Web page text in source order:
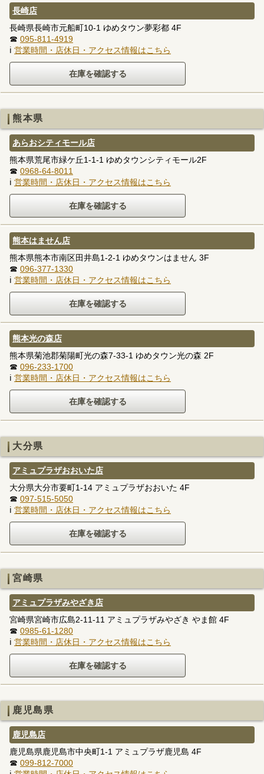
長崎店
長崎県長崎市元船町10-1 ゆめタウン夢彩都 4F
☎ 095-811-4919
ℹ 営業時間・店休日・アクセス情報はこちら
熊本県
あらおシティモール店
熊本県荒尾市緑ケ丘1-1-1 ゆめタウンシティモール2F
☎ 0968-64-8011
ℹ 営業時間・店休日・アクセス情報はこちら
熊本はません店
熊本県熊本市南区田井島1-2-1 ゆめタウンはません 3F
☎ 096-377-1330
ℹ 営業時間・店休日・アクセス情報はこちら
熊本光の森店
熊本県菊池郡菊陽町光の森7-33-1 ゆめタウン光の森 2F
☎ 096-233-1700
ℹ 営業時間・店休日・アクセス情報はこちら
大分県
アミュプラザおおいた店
大分県大分市要町1-14 アミュプラザおおいた 4F
☎ 097-515-5050
ℹ 営業時間・店休日・アクセス情報はこちら
宮崎県
アミュプラザみやざき店
宮崎県宮崎市広島2-11-11 アミュプラザみやざき やま館 4F
☎ 0985-61-1280
ℹ 営業時間・店休日・アクセス情報はこちら
鹿児島県
鹿児島店
鹿児島県鹿児島市中央町1-1 アミュプラザ鹿児島 4F
☎ 099-812-7000